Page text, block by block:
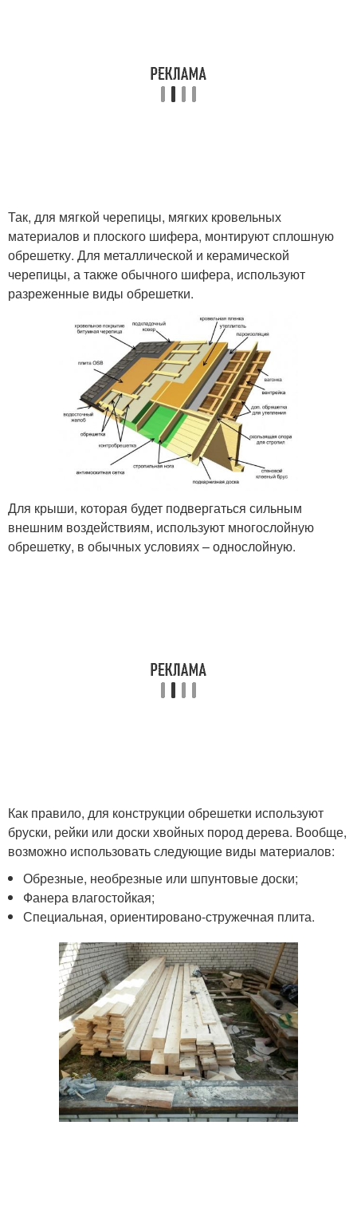
Так, для мягкой черепицы, мягких кровельных
материалов и плоского шифера, монтируют сплошную
обрешетку. Для металлической и керамической
черепицы, а также обычного шифера, используют
разреженные виды обрешетки.
Для крыши, которая будет подвергаться сильным
внешним воздействиям, используют многослойную
обрешетку, в обычных условиях – однослойную.
Как правило, для конструкции обрешетки используют
бруски, рейки или доски хвойных пород дерева. Вообще,
возможно использовать следующие виды материалов:
Обрезные, необрезные или шпунтовые доски;
Фанера влагостойкая;
Специальная, ориентировано-стружечная плита.